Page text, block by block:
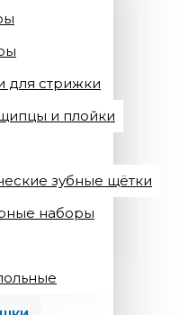
для стрижки
и плойки
зубные щётки
наборы